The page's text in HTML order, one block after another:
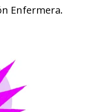
Enfermera.